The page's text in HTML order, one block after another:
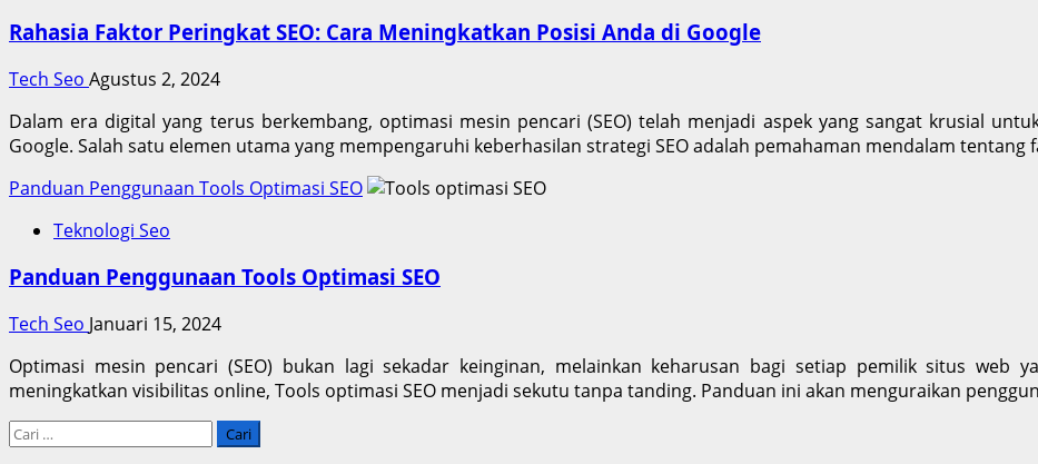
Rahasia Faktor Peringkat SEO: Cara Meningkatkan Posisi Anda di Google
Tech Seo Agustus 2, 2024
Dalam era digital yang terus berkembang, optimasi mesin pencari (SEO) telah menjadi aspek yang sangat krusial
Google. Salah satu elemen utama yang mempengaruhi keberhasilan strategi SEO adalah pemahaman mendalam
Panduan Penggunaan Tools Optimasi SEO
Teknologi Seo
Panduan Penggunaan Tools Optimasi SEO
Tech Seo Januari 15, 2024
Optimasi mesin pencari (SEO) bukan lagi sekadar keinginan, melainkan keharusan bagi setiap pemilik situs web
meningkatkan visibilitas online, Tools optimasi SEO menjadi sekutu tanpa tanding. Panduan ini akan menguraikan
Cari